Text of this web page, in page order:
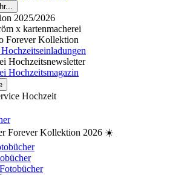
2025/2026
x kartenmacherei
Forever Kollektion
Hochzeitsnewsletter
Hochzeitsmagazin
Hochzeit
Forever Kollektion 2026 ☀️